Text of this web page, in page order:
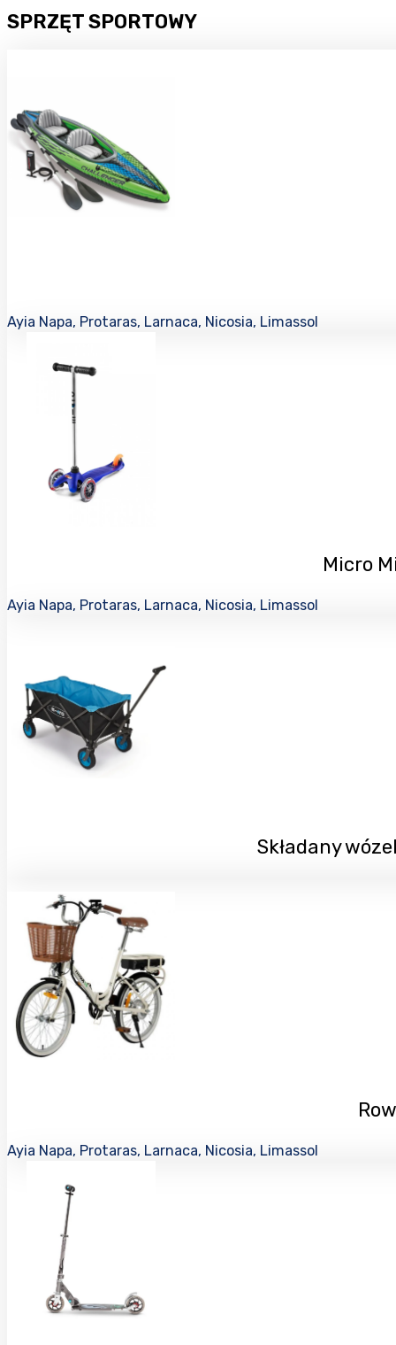
SPRZĘT SPORTOWY
Ayia Napa, Protaras, Larnaca, Nicosia, Limassol
Micro
Ayia Napa, Protaras, Larnaca, Nicosia, Limassol
Składany
Ayia Napa, Protaras, Larnaca, Nicosia, Limassol